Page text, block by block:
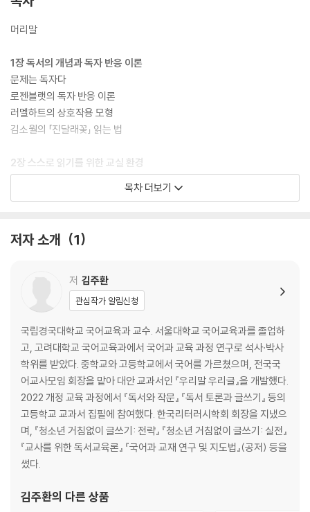
머리말
1장 독서의 개념과 독자 반응 이론
문제는 독자다
로젠블랫의 독자 반응 이론
러멜하트의 상호작용 모형
김소월의 「진달래꽃」 읽는 법
2장 스스로 읽기를 위한 교실 환경
스스로 읽지 못하는 아이들
교사는 어떤 책을 선택하는가?
정보 텍스트와 문학 텍스트
텍스트의 복잡도
자신에게 맞는 책 선택하기
4장 독서 지도에서 교사의 역할
교사는 전달자인가?
독서 활동을 지원하는 교사의 역할
점진적 책임 이양 수업
이육사의 「절정」 다시 읽기
5장 독해 과정 지원하기
읽기 활동 지원하기
목차 더보기
저자 소개 1
저 김주환
관심작가 알림신청
국립경국대학교 국어교육과 교수. 서울대학교 국어교육과를 졸업하
고, 고려대학교 국어교육과에서 국어과 교육 과정 연구로 석사·박사
학위를 받았다. 중학교와 고등학교에서 국어를 가르쳤으며, 전국국
어교사모임 회장을 맡아 대안 교과서인 『우리말 우리글』을 개발했다.
2022 개정 교육 과정에서 『독서와 작문』 『독서 토론과 글쓰기』 등의
고등학교 교과서 집필에 참여했다. 한국리터러시학회 회장을 지냈으
며, 『청소년 거침없이 글쓰기: 전략』 『청소년 거침없이 글쓰기: 실전』
『교사를 위한 독서교육론』 『국어과 교재 연구 및 지도법』(공저) 등을
썼다.
김주환의 다른 상품